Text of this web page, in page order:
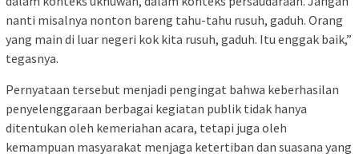
nanti misalnya nonton bareng tahu-tahu rusuh, gaduh. Orang
yang main di luar negeri kok kita rusuh, gaduh. Itu enggak baik,”
tegasnya.
Pernyataan tersebut menjadi pengingat bahwa keberhasilan
penyelenggaraan berbagai kegiatan publik tidak hanya
ditentukan oleh kemeriahan acara, tetapi juga oleh
kemampuan masyarakat menjaga ketertiban dan suasana yang